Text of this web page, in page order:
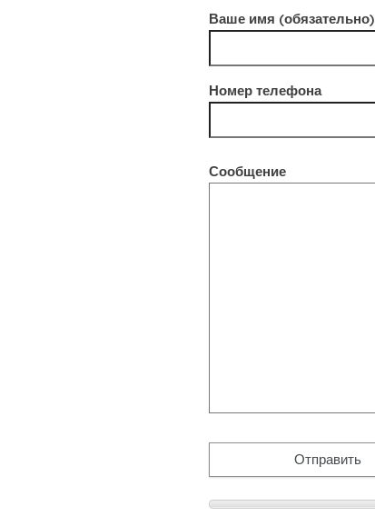
Ваше имя (обязательно)
Номер телефона
Сообщение